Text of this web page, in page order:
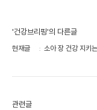
'건강브리핑'의 다른글
현재글 소아 장 건강 지키
관련글